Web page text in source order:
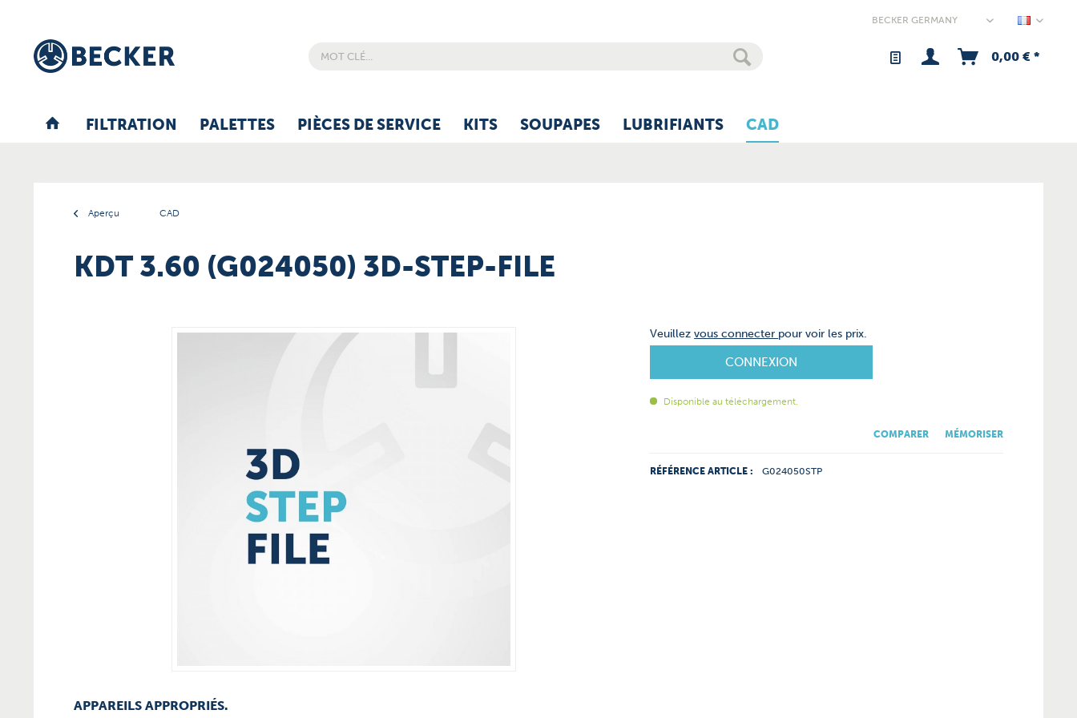
0,00 € *
FILTRATION PALETTES PIÈCES DE SERVICE KITS SOUPAPES LUBRIFIANTS CAD
Aperçu CAD
KDT 3.60 (G024050) 3D-STEP-FILE
Veuillezvous connecter pour voir les prix.
CONNEXION
Disponible au téléchargement.
COMPARER MÉMORISER
RÉFÉRENCE ARTICLE : G024050STP
APPAREILS APPROPRIÉS.